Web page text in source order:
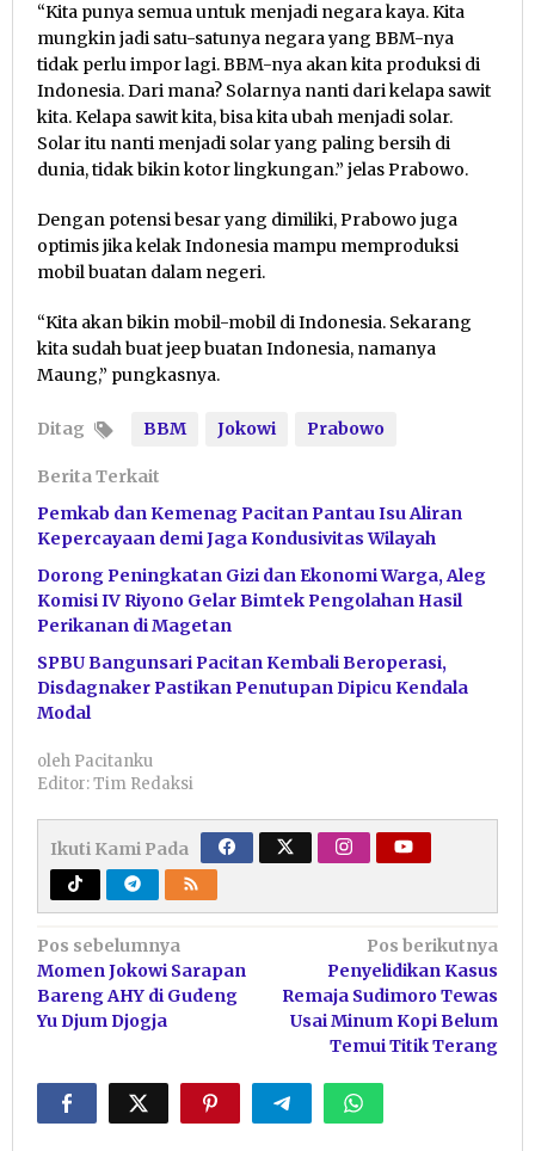
“Kita punya semua untuk menjadi negara kaya. Kita
mungkin jadi satu-satunya negara yang BBM-nya
tidak perlu impor lagi. BBM-nya akan kita produksi di
Indonesia. Dari mana? Solarnya nanti dari kelapa sawit
kita. Kelapa sawit kita, bisa kita ubah menjadi solar.
Solar itu nanti menjadi solar yang paling bersih di
dunia, tidak bikin kotor lingkungan.” jelas Prabowo.
Dengan potensi besar yang dimiliki, Prabowo juga
optimis jika kelak Indonesia mampu memproduksi
mobil buatan dalam negeri.
“Kita akan bikin mobil-mobil di Indonesia. Sekarang
kita sudah buat jeep buatan Indonesia, namanya
Maung,” pungkasnya.
Ditag BBM Jokowi Prabowo
Berita Terkait
Pemkab dan Kemenag Pacitan Pantau Isu Aliran
Kepercayaan demi Jaga Kondusivitas Wilayah
Dorong Peningkatan Gizi dan Ekonomi Warga, Aleg
Komisi IV Riyono Gelar Bimtek Pengolahan Hasil
Perikanan di Magetan
SPBU Bangunsari Pacitan Kembali Beroperasi,
Disdagnaker Pastikan Penutupan Dipicu Kendala
Modal
oleh Pacitanku
Editor: Tim Redaksi
Ikuti Kami Pada
Navigasi
pos
Pos sebelumnya
Momen Jokowi Sarapan
Bareng AHY di Gudeng
Yu Djum Djogja
Pos berikutnya
Penyelidikan Kasus
Remaja Sudimoro Tewas
Usai Minum Kopi Belum
Temui Titik Terang